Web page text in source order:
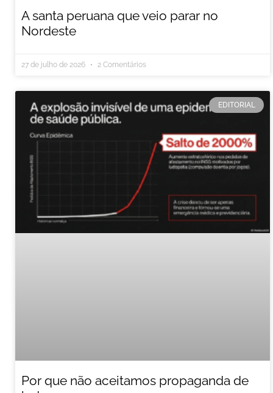
A santa peruana que veio parar no
Nordeste
27 de julho de 2026 2 Comentários
EDITORIAL
Por que não aceitamos propaganda de